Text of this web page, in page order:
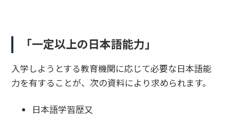
「一定以上の日本語能力」
入学しようとする教育機関に応じて必要な日本語能
力を有することが、次の資料により求められます。
日本語学習歴又